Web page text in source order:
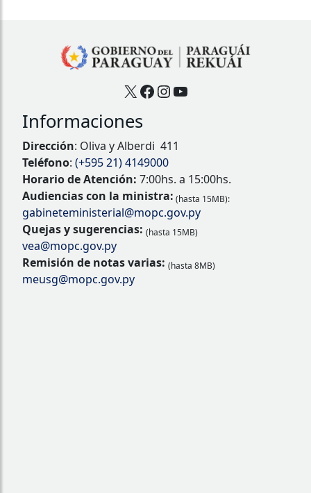
X Facebook
Instagram
YouTube
Informaciones
Dirección: Oliva y Alberdi 411
Teléfono: (+595 21) 4149000
Horario de Atención: 7:00hs. a 15:00hs.
Audiencias con la ministra: (hasta 15MB):
gabineteministerial@mopc.gov.py
Quejas y sugerencias: (hasta 15MB)
vea@mopc.gov.py
Remisión de notas varias: (hasta 8MB)
meusg@mopc.gov.py